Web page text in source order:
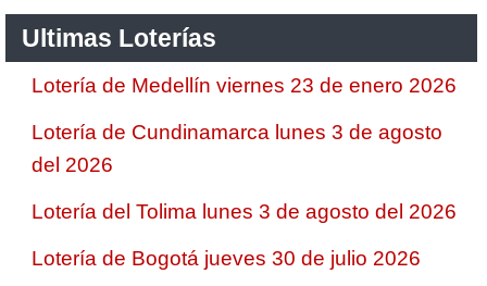
Ultimas Loterías
Lotería de Medellín viernes 23 de enero 2026
Lotería de Cundinamarca lunes 3 de agosto
del 2026
Lotería del Tolima lunes 3 de agosto del 2026
Lotería de Bogotá jueves 30 de julio 2026